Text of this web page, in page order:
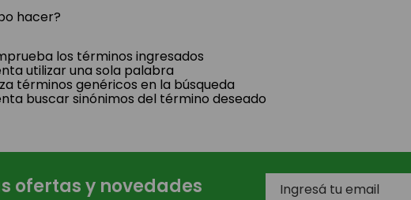
hacer?
los términos ingresados
utilizar una sola palabra
términos genéricos en la búsqueda
buscar sinónimos del término deseado
ofertas y novedades